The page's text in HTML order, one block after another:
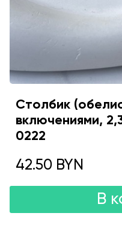
Столбик
включениями,
0222
42.50 BYN
В